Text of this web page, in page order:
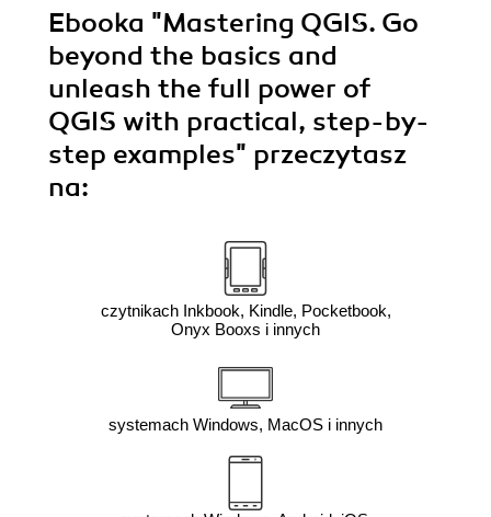
Ebooka "Mastering QGIS. Go
beyond the basics and
unleash the full power of
QGIS with practical, step-by-
step examples" przeczytasz
na:
czytnikach Inkbook, Kindle, Pocketbook,
Onyx Booxs i innych
systemach Windows, MacOS i innych